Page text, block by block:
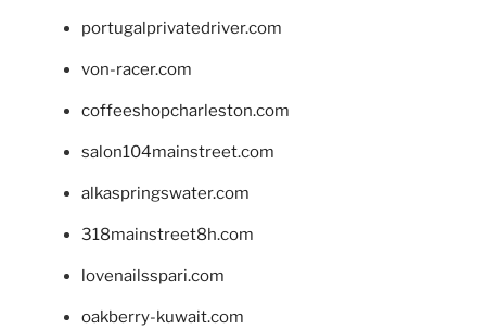
portugalprivatedriver.com
von-racer.com
coffeeshopcharleston.com
salon104mainstreet.com
alkaspringswater.com
318mainstreet8h.com
lovenailsspari.com
oakberry-kuwait.com